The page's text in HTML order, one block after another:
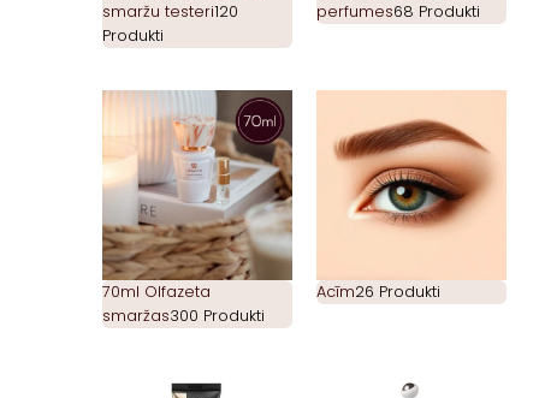
smaržu testeri120
Produkti
perfumes68 Produkti
70ml Olfazeta
smaržas300 Produkti
Acīm26 Produkti